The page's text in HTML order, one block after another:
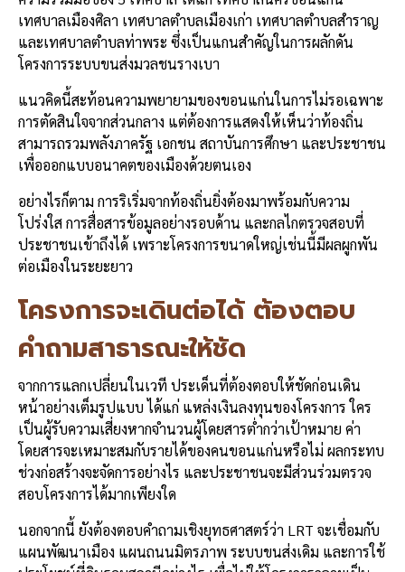
เทศบาลเมืองศิลา เทศบาลตำบลเมืองเก่า เทศบาลตำบลสำราญ
และเทศบาลตำบลท่าพระ ซึ่งเป็นแกนสำคัญในการผลักดัน
โครงการระบบขนส่งมวลชนรางเบา
แนวคิดนี้สะท้อนความพยายามของขอนแก่นในการไม่รอเฉพาะ
การตัดสินใจจากส่วนกลาง แต่ต้องการแสดงให้เห็นว่าท้องถิ่น
สามารถรวมพลังภาครัฐ เอกชน สถาบันการศึกษา และประชาชน
เพื่อออกแบบอนาคตของเมืองด้วยตนเอง
อย่างไรก็ตาม การริเริ่มจากท้องถิ่นยิ่งต้องมาพร้อมกับความ
โปร่งใส การสื่อสารข้อมูลอย่างรอบด้าน และกลไกตรวจสอบที่
ประชาชนเข้าถึงได้ เพราะโครงการขนาดใหญ่เช่นนี้มีผลผูกพัน
ต่อเมืองในระยะยาว
โครงการจะเดินต่อได้ ต้องตอบ
คำถามสาธารณะให้ชัด
จากการแลกเปลี่ยนในเวที ประเด็นที่ต้องตอบให้ชัดก่อนเดิน
หน้าอย่างเต็มรูปแบบ ได้แก่ แหล่งเงินลงทุนของโครงการ ใคร
เป็นผู้รับความเสี่ยงหากจำนวนผู้โดยสารต่ำกว่าเป้าหมาย ค่า
โดยสารจะเหมาะสมกับรายได้ของคนขอนแก่นหรือไม่ ผลกระทบ
ช่วงก่อสร้างจะจัดการอย่างไร และประชาชนจะมีส่วนร่วมตรวจ
สอบโครงการได้มากเพียงใด
นอกจากนี้ ยังต้องตอบคำถามเชิงยุทธศาสตร์ว่า LRT จะเชื่อมกับ
แผนพัฒนาเมือง แผนถนนมิตรภาพ ระบบขนส่งเดิม และการใช้